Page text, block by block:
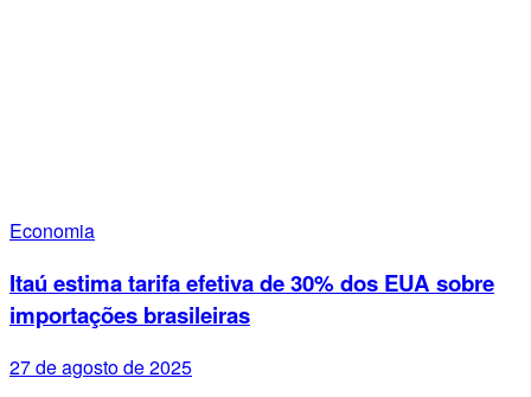
Economia
Itaú estima tarifa efetiva de 30% dos EUA sobre
importações brasileiras
27 de agosto de 2025